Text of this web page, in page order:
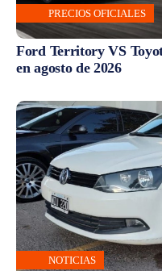
PRECIOS OFICIALES
Ford Territory VS
en agosto de 2026
NOTICIAS